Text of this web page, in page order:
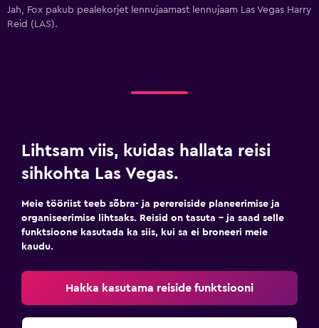
Jah, Fox pakub pealekorjet lennujaamast lennujaam Las Vegas Harry
Reid (LAS).
Lihtsam viis, kuidas hallata reisi
sihkohta Las Vegas.
Meie tööriist teeb sõbra- ja perereiside planeerimise ja
organiseerimise lihtsaks. Reisid on tasuta – ja saad selle
funktsioone kasutada ka siis, kui sa ei broneeri meie
kaudu.
Hakka kasutama reiside funktsiooni